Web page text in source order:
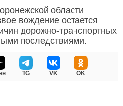
области
вождение остается
дорожно-транспортных
последствиями.
TG VK OK